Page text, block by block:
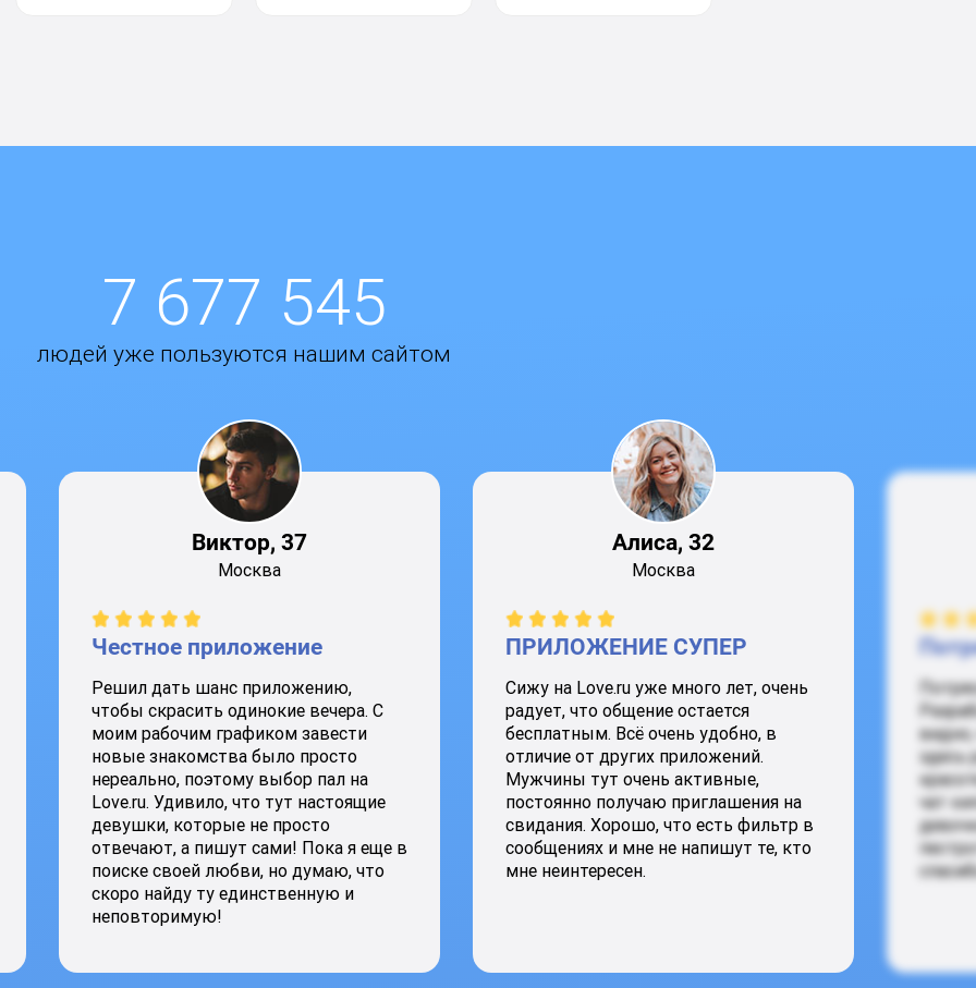
7 677 545
людей уже пользуются нашим сайтом
Виктор, 37
Москва
Честное приложение
Решил дать шанс приложению,
чтобы скрасить одинокие вечера. С
моим рабочим графиком завести
новые знакомства было просто
нереально, поэтому выбор пал на
Love.ru. Удивило, что тут настоящие
девушки, которые не просто
отвечают, а пишут сами! Пока я еще в
поиске своей любви, но думаю, что
скоро найду ту единственную и
неповторимую!
Алиса, 32
Москва
ПРИЛОЖЕНИЕ СУПЕР
Сижу на Love.ru уже много лет, очень
радует, что общение остается
бесплатным. Всё очень удобно, в
отличие от других приложений.
Мужчины тут очень активные,
постоянно получаю приглашения на
свидания. Хорошо, что есть фильтр в
сообщениях и мне не напишут те, кто
мне неинтересен.
здесь
чат